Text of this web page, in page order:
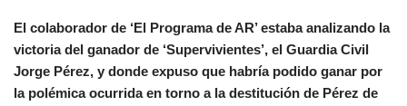
El colaborador de ‘El Programa de AR’ estaba analizando la
victoria del ganador de ‘Supervivientes’, el Guardia Civil
Jorge Pérez, y donde expuso que habría podido ganar por
la polémica ocurrida en torno a la destitución de Pérez de